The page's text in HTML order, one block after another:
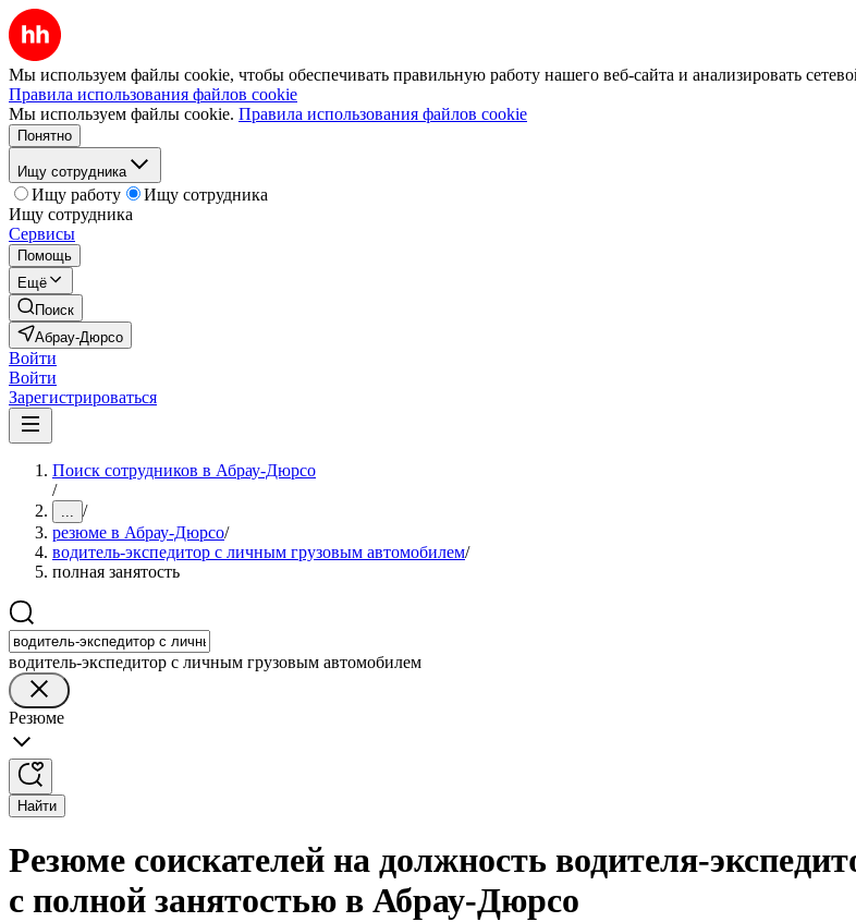
Мы используем файлы cookie, чтобы обеспечивать правильную работу нашего веб-сайта и анализировать
Правила использования файлов cookie
Мы используем файлы cookie. Правила использования файлов cookie
Понятно
Ищу сотрудника
Ищу работу
Ищу сотрудника
Ищу сотрудника
Сервисы
Помощь
Ещё
Поиск
Абрау-Дюрсо
Войти
Войти
Зарегистрироваться
Поиск сотрудников в Абрау-Дюрсо
/
... /
резюме в Абрау-Дюрсо/
водитель-экспедитор с личным грузовым автомобилем/
полная занятость
водитель-экспедитор с личным грузовым автомобилем
Резюме
Найти
Резюме соискателей на должность водителя-
с полной занятостью в Абрау-Дюрсо